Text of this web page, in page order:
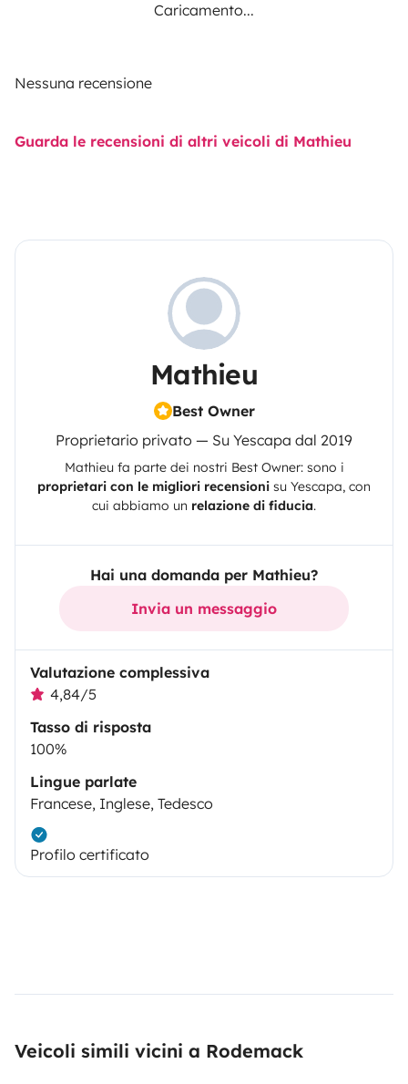
Caricamento...
Nessuna recensione
Guarda le recensioni di altri veicoli di Mathieu
Mathieu
Best Owner
Proprietario privato — Su Yescapa dal 2019
Mathieufa parte dei nostri Best Owner: sono i
proprietari con le migliori recensioni su Yescapa, con
cui abbiamo un relazione di fiducia.
Hai una domanda per Mathieu?
Invia un messaggio
Valutazione complessiva
4,84/5
Tasso di risposta
100%
Lingue parlate
Francese, Inglese, Tedesco
Profilo certificato
Veicoli simili vicini a Rodemack